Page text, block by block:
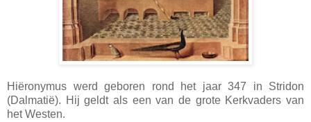
Hiëronymus werd geboren rond het jaar 347 in Stridon
(Dalmatië). Hij geldt als een van de grote Kerkvaders van
het Westen.